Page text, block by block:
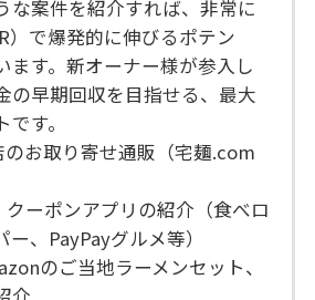
な案件を紹介すれば、非常に
）で爆発的に伸びるポテン
ます。新オーナー様が参入し
の早期回収を目指せる、最大
す。
お取り寄せ通販（宅麺.com
ーポンアプリの紹介（食べロ
、PayPayグルメ等）
のご当地ラーメンセット、